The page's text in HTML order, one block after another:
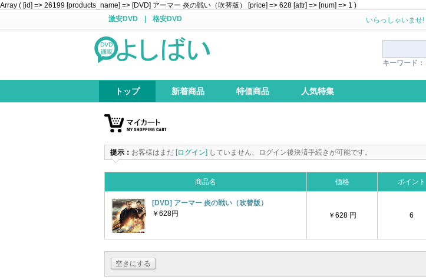
Array ( [id] => 26199 [products_name] => [DVD] アーマー 炎の戦い（吹替版） [price] => 628 [attr] => [num] => 1 )
激安DVD
格安DVD いらっしゃいませ!
キーワード：
トップ 新着商品 特価商品 人気特集
提示： お客様はまだ [ログイン] していません、ログイン後決済手続きが可能です。
商品名 価格 ポイント
[DVD] アーマー 炎の戦い（吹替版）
￥628円
￥628 円 6
空きにする